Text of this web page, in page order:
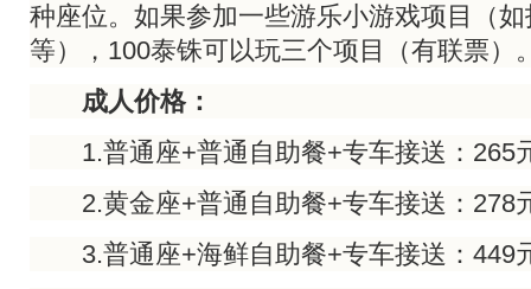
种座位。如果参加一些游乐小游戏项目（
等），100泰铢可以玩三个项目（有联票）
成人价格：
1.普通座+普通自助餐+专车接送：265
2.黄金座+普通自助餐+专车接送：278
3.普通座+海鲜自助餐+专车接送：449